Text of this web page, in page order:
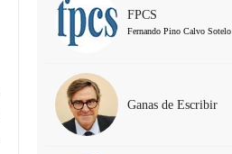
FPCS
Fernando Pino Calvo Sotelo
Ganas de Escribir